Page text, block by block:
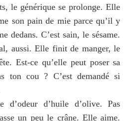
le générique se prolonge. Elle
son pain de mie parce qu’il y
dedans. C’est sain, le sésame.
aussi. Elle finit de manger, le
Est-ce qu’elle peut poser sa
ton cou ? C’est demandé si
d’odeur d’huile d’olive. Pas
un peu le crâne. Elle aime.